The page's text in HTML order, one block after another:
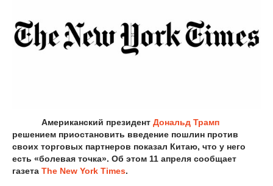
Американский президент Дональд Трамп
решением приостановить введение пошлин против
своих торговых партнеров показал Китаю, что у него
есть «болевая точка». Об этом 11 апреля сообщает
газета The New York Times.